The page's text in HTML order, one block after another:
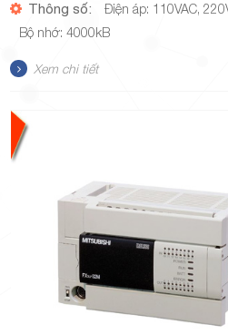
Thông số:
Điện áp: 110VAC,
Bộ nhớ: 4000kB
Xem chi tiết